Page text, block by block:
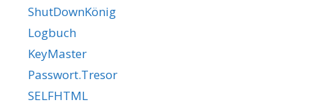
ShutDownKönig
Logbuch
KeyMaster
Passwort.Tresor
SELFHTML